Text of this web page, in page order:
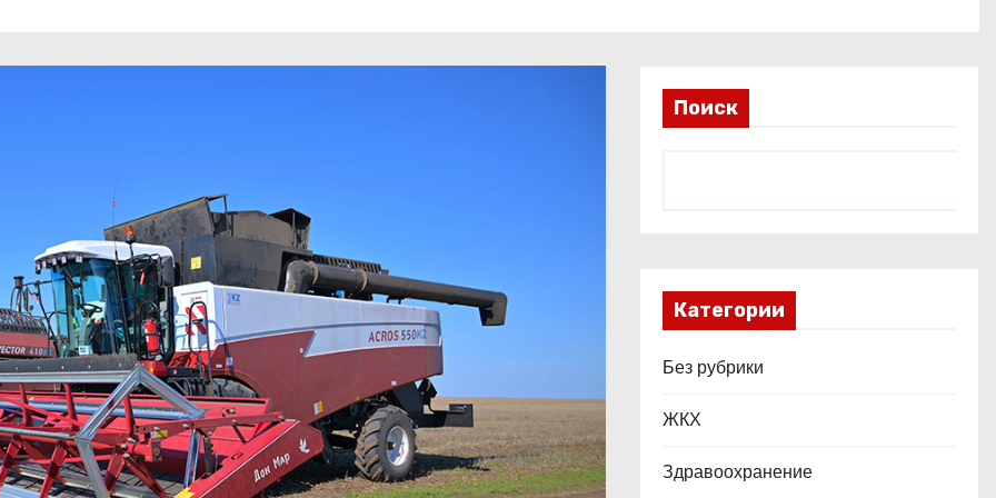
Поиск
Категории
Без рубрики
ЖКХ
Здравоохранение